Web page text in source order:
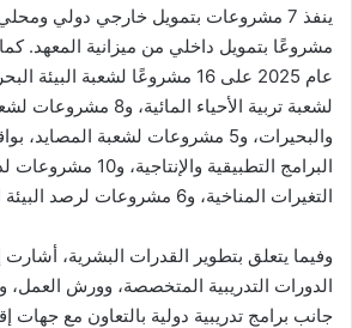
مشروعًا بتمويل داخلي من ميزانية المعهد.
لشعبة تربية الأحياء
البرامج التطبيقية
التغيرات المناخية، و6 مشروعات لرصد البيئة المائية ومواردها.
وفيما يتعلق بتطوير القدرات البشرية،
الدورات التدريبية المتخصصة، وورش العمل،
جانب برامج تدريبية دولية بالتعاون مع جهات